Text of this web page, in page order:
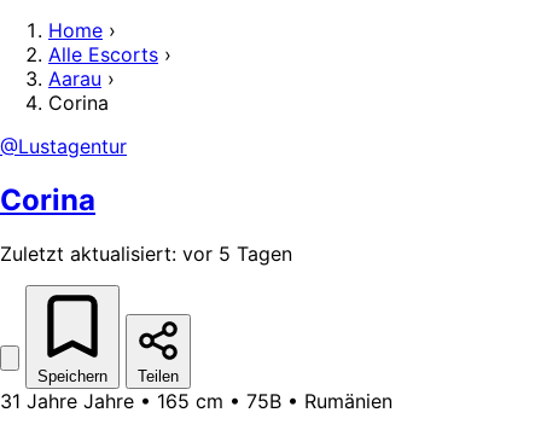
Home ›
Alle Escorts ›
Aarau ›
Corina
@Lustagentur
Corina
Zuletzt aktualisiert: vor 5 Tagen
Speichern Teilen
31 Jahre Jahre • 165 cm • 75B • Rumänien